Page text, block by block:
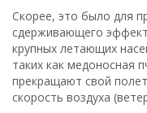
Скорее, это было для
сдерживающего
крупных летающих
таких как медоносная
прекращают свой
скорость воздуха